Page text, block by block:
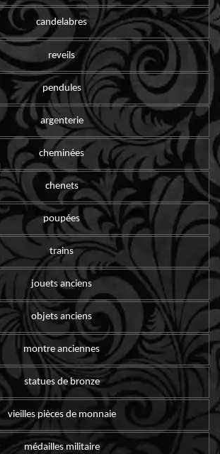
candelabres
reveils
pendules
argenterie
cheminées
chenets
poupées
trains
jouets anciens
objets anciens
montre anciennes
statues de bronze
vieilles pièces de monnaie
médailles militaire